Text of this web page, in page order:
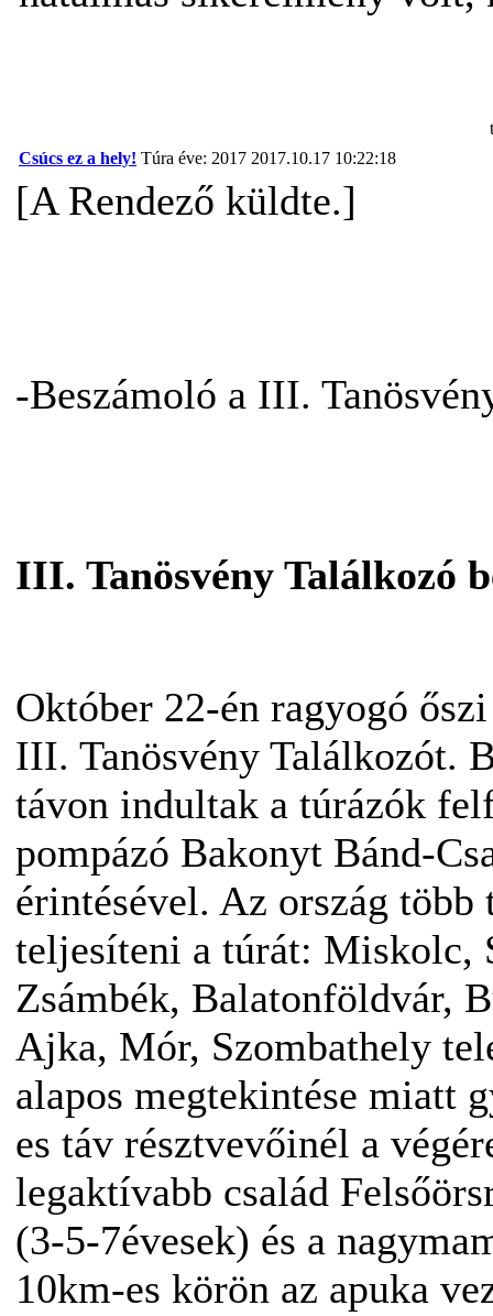
Csúcs ez a hely! Túra éve: 2017 2017.10.17 10:22:18
[A Rendező küldte.]
-Beszámoló a III.
III. Tanösvény Találkozó
Október 22-én ragyogó
III. Tanösvény Találkozót.
távon indultak a túrázók
pompázó Bakonyt Bánd-
érintésével. Az ország
teljesíteni a túrát: Miskolc,
Zsámbék, Balatonföldvár,
Ajka, Mór, Szombathely
alapos megtekintése miatt
es táv résztvevőinél a
legaktívabb család
(3-5-7évesek) és a
10km-es körön az apuka